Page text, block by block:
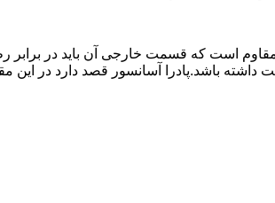
است که قسمت خارجی آن باید در
باشد.پادرا آسانسور قصد دارد در